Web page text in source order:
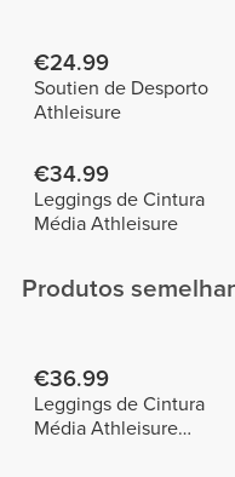
€24.99
Soutien de Desporto
Athleisure
€34.99
Leggings de Cintura
Média Athleisure
Produtos
€36.99
Leggings de Cintura
Média Athleisure